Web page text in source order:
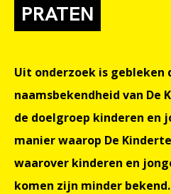
PRATEN
Uit onderzoek is gebleken
naamsbekendheid van De
de doelgroep kinderen en
manier waarop De
waarover kinderen en
komen zijn minder bekend.